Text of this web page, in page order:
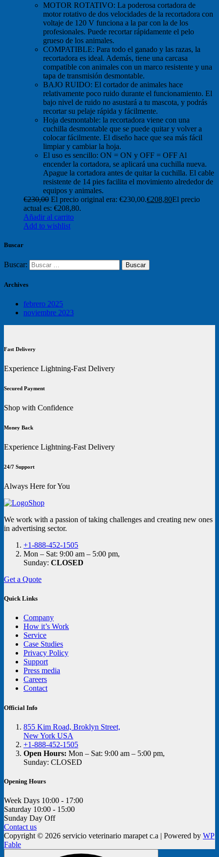
MOTOR ROTATIVO: La poderosa cortadora de
motor rotativo de dos velocidades de la recortadora con
voltaje de 120 V funciona a la par con la de los
profesionales. Puede recortar rápidamente el pelo
grueso de los animales.
COMPATIBLE: Para todo el ganado y las razas, la
recortadora es ideal. Además, tiene una carcasa
compatible con animales con un marco resistente y una
tapa de transmisión desmontable.
BAJO RUIDO: El cortador de animales hace
relativamente poco ruido durante el funcionamiento. El
bajo nivel de ruido no asustará a tu mascota, y podrás
recortar su pelaje rápida y fácilmente.
Hoja desmontable: la recortadora viene con una
cuchilla desmontable que se puede quitar y volver a
colocar fácilmente. El diseño hace que sea más fácil
limpiar y cambiar la hoja.
El uso es sencillo: ON = ON y OFF = OFF Al
encender la cortadora, se aplicará una cuchilla nueva.
Apague la cortadora antes de quitar la cuchilla. El cable
resistente de 14 pies facilita el movimiento alrededor de
equipos y animales.
€230,00 El precio original era: €230,00.€208,80El precio
actual es: €208,80.
Añadir al carrito
Add to wishlist
Buscar
Buscar:
Archives
febrero 2025
noviembre 2023
Fast Delivery
Experience Lightning-Fast Delivery
Secured Payment
Shop with Confidence
Money Back
Experience Lightning-Fast Delivery
24/7 Support
Always Here for You
We work with a passion of taking challenges and creating new ones
in advertising sector.
+1-888-452-1505
Mon – Sat: 9:00 am – 5:00 pm,
Sunday: CLOSED
Get a Quote
Quick Links
Company
How it’s Work
Service
Case Studies
Privacy Policy
Support
Press media
Careers
Contact
Official Info
855 Kim Road, Broklyn Street,
New York USA
+1-888-452-1505
Open Hours: Mon – Sat: 9:00 am – 5:00 pm,
Sunday: CLOSED
Opening Hours
Week Days 10:00 - 17:00
Saturday 10:00 - 15:00
Sunday Day Off
Contact us
Copyright © 2026 servicio veterinario marapet c.a | Powered by WP
Fable